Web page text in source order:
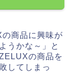
商品に興味が
うかな～」と
の商品を
してしまっ